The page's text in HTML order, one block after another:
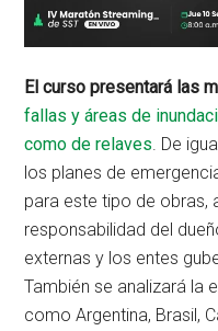
El curso presentará las
fallas y áreas de
como de relaves. De
los planes de
para este tipo de obras,
responsabilidad del
externas y los entes
También se analizará la
como Argentina, Brasil,